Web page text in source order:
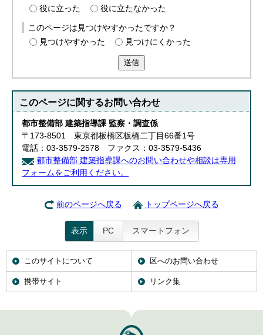
役に立った
役に立たなかった
このページは見つけやすかったですか？
見つけやすかった
見つけにくかった
送信
このページに関するお問い合わせ
都市整備部 建築指導課 監察・調査係
〒173-8501 東京都板橋区板橋二丁目66番1号
電話：03-3579-2578 ファクス：03-3579-5436
都市整備部 建築指導課へのお問い合わせや相談は専用
フォームをご利用ください。
前のページへ戻る トップページへ戻る
表示 PC スマートフォン
このサイトについて 区へのお問い合わせ
携帯サイト リンク集